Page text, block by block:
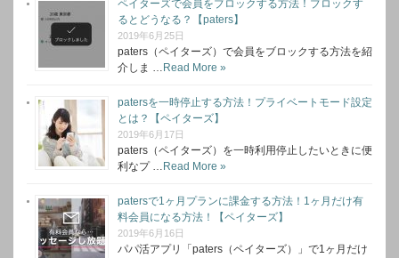
ペイターズで会員をブロックする方法！ブロックす
るとどうなる？【paters】
2019年6月25日
paters（ペイターズ）で会員をブロックする方法を紹
介しま … Read More »
patersを一時停止する方法！プライベートモード設定
とは？【ペイターズ】
2019年6月17日
paters（ペイターズ）を一時利用停止したいときに便
利なプ … Read More »
patersで1ヶ月プランに課金する方法！1ヶ月だけ有
料会員になる方法！【ペイターズ】
2019年6月16日
パパ活アプリ「paters（ペイターズ）」で1ヶ月だけ